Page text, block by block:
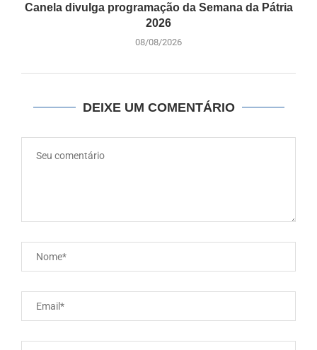
Canela divulga programação da Semana da Pátria
2026
08/08/2026
DEIXE UM COMENTÁRIO